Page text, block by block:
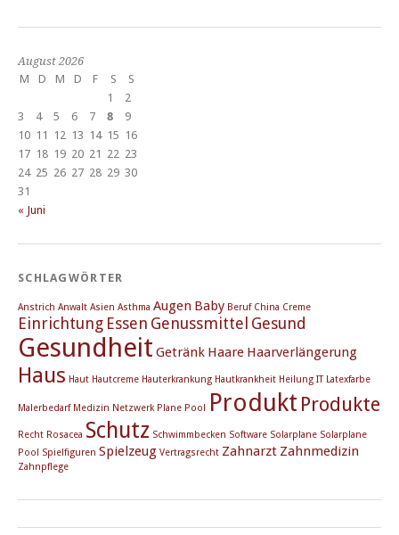
August 2026
M
D M D F S
S
1
2
3
4 5 6 7 8
9
10 11 12 13 14 15 16
17 18 19 20 21 22 23
24 25 26 27 28 29 30
31
« Juni
SCHLAGWÖRTER
Anstrich Anwalt Asien Asthma Augen Baby Beruf China Creme
Einrichtung Essen Genussmittel Gesund
Gesundheit Getränk Haare Haarverlängerung
Haus Haut Hautcreme Hauterkrankung Hautkrankheit Heilung IT Latexfarbe
Malerbedarf Medizin Netzwerk Plane Pool Produkt Produkte
Recht Rosacea Schutz Schwimmbecken Software Solarplane Solarplane
Pool
Spielfiguren Spielzeug Vertragsrecht Zahnarzt Zahnmedizin
Zahnpflege